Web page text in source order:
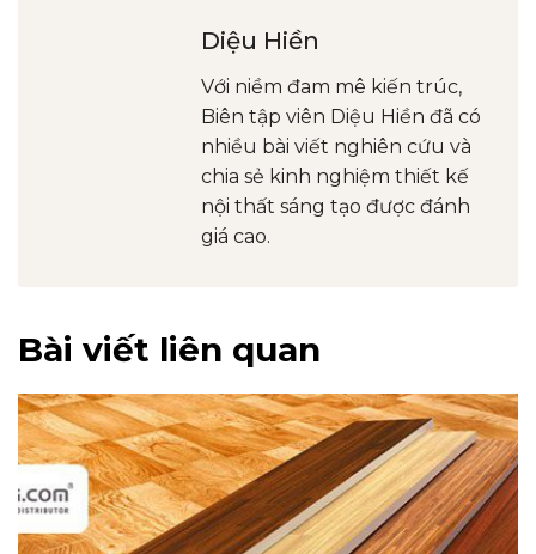
Diệu Hiền
Với niềm đam mê kiến trúc,
Biên tập viên Diệu Hiền đã có
nhiều bài viết nghiên cứu và
chia sẻ kinh nghiệm thiết kế
nội thất sáng tạo được đánh
giá cao.
Bài viết liên quan